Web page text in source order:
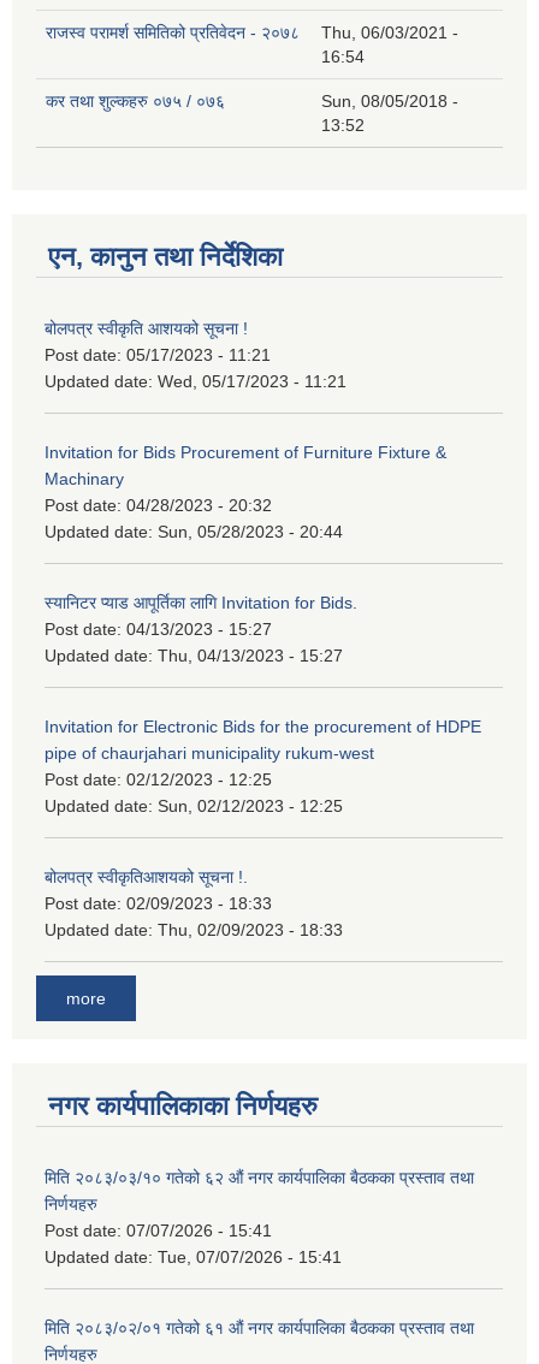
राजस्व परामर्श समितिको प्रतिवेदन - २०७८
Thu, 06/03/2021 -
16:54
कर तथा शुल्कहरु ०७५ / ०७६
Sun, 08/05/2018 -
13:52
एन, कानुन तथा निर्देशिका
बोलपत्र स्वीकृति आशयको सूचना !
Post date: 05/17/2023 - 11:21
Updated date: Wed, 05/17/2023 - 11:21
Invitation for Bids Procurement of Furniture Fixture &
Machinary
Post date: 04/28/2023 - 20:32
Updated date: Sun, 05/28/2023 - 20:44
स्यानिटर प्याड आपूर्तिका लागि Invitation for Bids.
Post date: 04/13/2023 - 15:27
Updated date: Thu, 04/13/2023 - 15:27
Invitation for Electronic Bids for the procurement of HDPE
pipe of chaurjahari municipality rukum-west
Post date: 02/12/2023 - 12:25
Updated date: Sun, 02/12/2023 - 12:25
बोलपत्र स्वीकृतिआशयको सूचना !.
Post date: 02/09/2023 - 18:33
Updated date: Thu, 02/09/2023 - 18:33
more
नगर कार्यपालिकाका निर्णयहरु
मिति २०८३/०३/१० गतेको ६२ औं नगर कार्यपालिका बैठकका प्रस्ताव तथा
निर्णयहरु
Post date: 07/07/2026 - 15:41
Updated date: Tue, 07/07/2026 - 15:41
मिति २०८३/०२/०१ गतेको ६१ औं नगर कार्यपालिका बैठकका प्रस्ताव तथा
निर्णयहरु